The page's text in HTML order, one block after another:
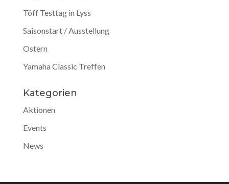
Töff Testtag in Lyss
Saisonstart / Ausstellung
Ostern
Yamaha Classic Treffen
Kategorien
Aktionen
Events
News